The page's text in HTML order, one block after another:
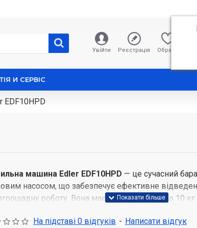
Увійти Реєстрація Обране
И СЕРВІС
машина Edler EDF10HPD — це сучасний
насосом, що забезпечує ефективне
роботу. Вона має завантаження до 10 кг
постільною білизною, верхнім одягом і
На підставі 0 відгуків - Написати відгук